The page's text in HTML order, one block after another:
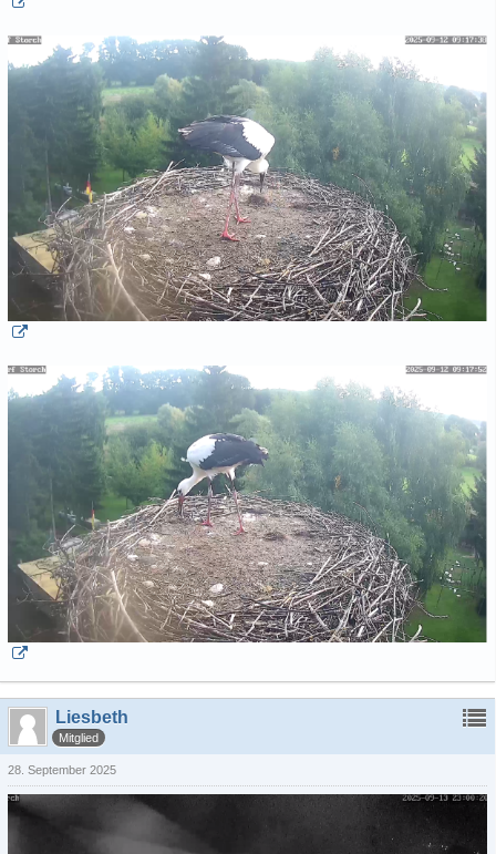
Liesbeth
Mitglied
28. September 2025